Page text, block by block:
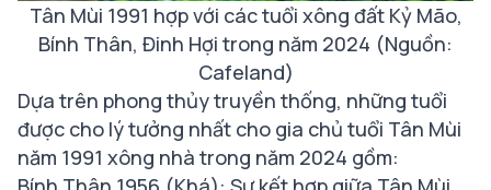
Tân Mùi 1991 hợp với các tuổi xông đất Kỷ Mão,
Bính Thân, Đinh Hợi trong năm 2024 (Nguồn:
Cafeland)
Dựa trên phong thủy truyền thống, những tuổi
được cho lý tưởng nhất cho gia chủ tuổi Tân Mùi
năm 1991 xông nhà trong năm 2024 gồm: